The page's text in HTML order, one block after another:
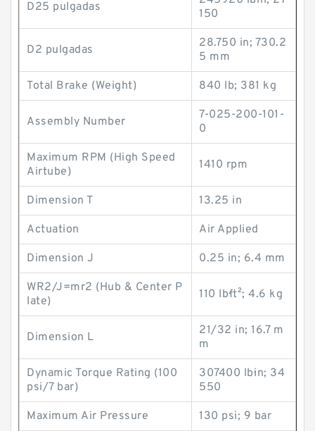
D25 pulgadas
150
D2 pulgadas
28.750 in; 730.2
5 mm
Total Brake (Weight) 840 lb; 381 kg
Assembly Number
7-025-200-101-
0
Maximum RPM (High Speed
Airtube)
1410 rpm
Dimension T 13.25 in
Actuation Air Applied
Dimension J 0.25 in; 6.4 mm
WR2/J=mr2 (Hub & Center P
late)
110 lb·ft²; 4.6 kg
Dimension L
21/32 in; 16.7 m
m
Dynamic Torque Rating (100
psi/7 bar)
307400 lb·in; 34
550
Maximum Air Pressure 130 psi; 9 bar